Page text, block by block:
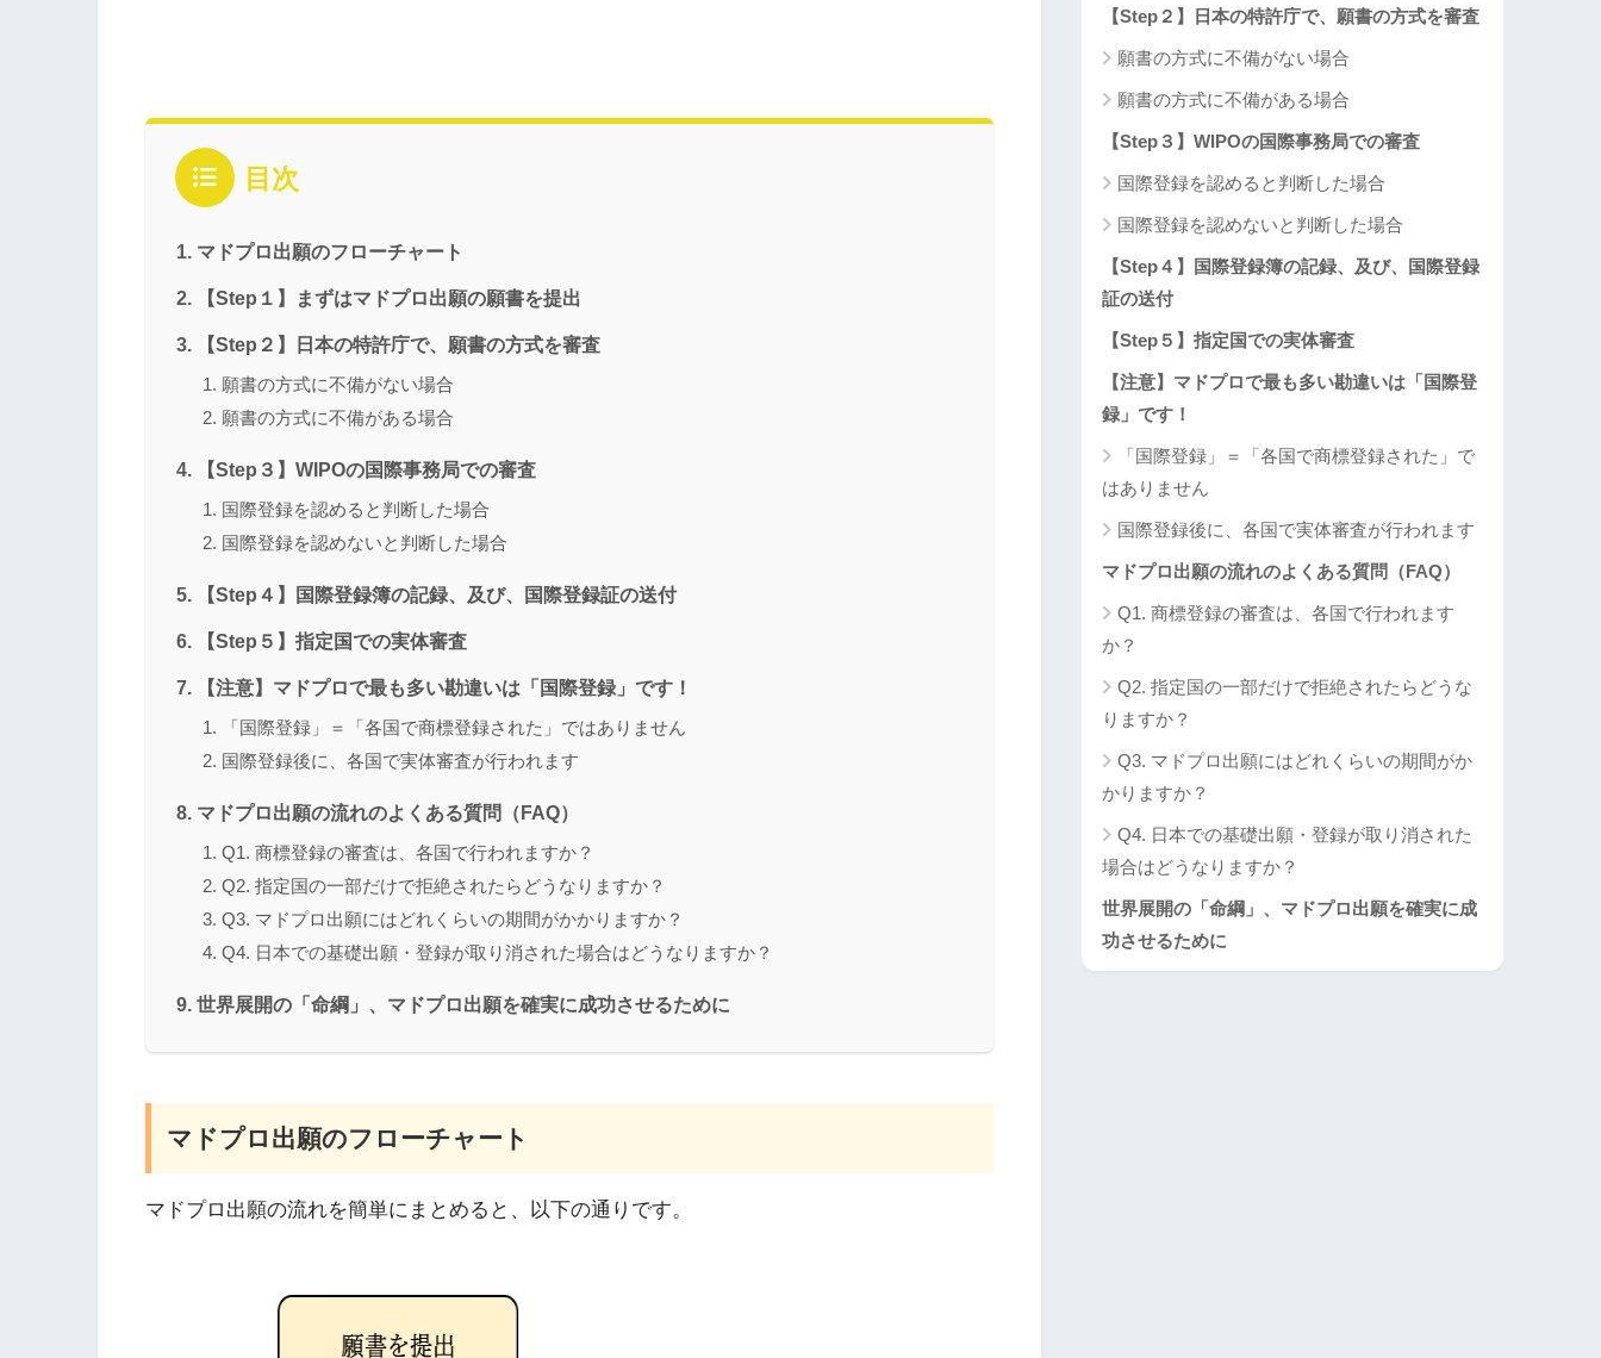
目次
マドプロ出願のフローチャート
【Step１】まずはマドプロ出願の願書を提出
【Step２】日本の特許庁で、願書の方式を審査
願書の方式に不備がない場合
願書の方式に不備がある場合
【Step３】WIPOの国際事務局での審査
国際登録を認めると判断した場合
国際登録を認めないと判断した場合
【Step４】国際登録簿の記録、及び、国際登録証の送付
【Step５】指定国での実体審査
【注意】マドプロで最も多い勘違いは「国際登録」です！
「国際登録」＝「各国で商標登録された」ではありません
国際登録後に、各国で実体審査が行われます
マドプロ出願の流れのよくある質問（FAQ）
Q1. 商標登録の審査は、各国で行われますか？
Q2. 指定国の一部だけで拒絶されたらどうなりますか？
Q3. マドプロ出願にはどれくらいの期間がかかりますか？
Q4. 日本での基礎出願・登録が取り消された場合はどうなりますか？
世界展開の「命綱」、マドプロ出願を確実に成功させるために
マドプロ出願のフローチャート
マドプロ出願の流れを簡単にまとめると、以下の通りです。
【Step２】日本の特許庁で、願書の方式を審査
願書の方式に不備がない場合
願書の方式に不備がある場合
【Step３】WIPOの国際事務局での審査
国際登録を認めると判断した場合
国際登録を認めないと判断した場合
【Step４】国際登録簿の記録、及び、国際登録
証の送付
【Step５】指定国での実体審査
【注意】マドプロで最も多い勘違いは「国際登
録」です！
「国際登録」＝「各国で商標登録された」で
はありません
国際登録後に、各国で実体審査が行われます
マドプロ出願の流れのよくある質問（FAQ）
Q1. 商標登録の審査は、各国で行われます
か？
Q2. 指定国の一部だけで拒絶されたらどうな
りますか？
Q3. マドプロ出願にはどれくらいの期間がか
かりますか？
Q4. 日本での基礎出願・登録が取り消された
場合はどうなりますか？
世界展開の「命綱」、マドプロ出願を確実に成
功させるために